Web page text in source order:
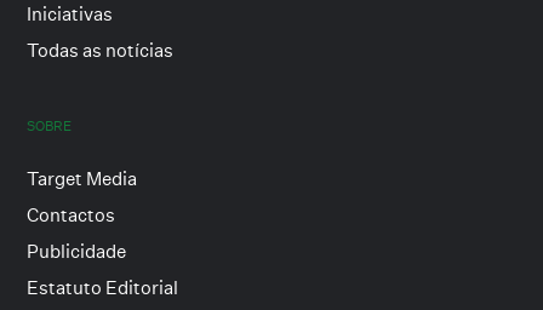
Iniciativas
Todas as notícias
SOBRE
Target Media
Contactos
Publicidade
Estatuto Editorial